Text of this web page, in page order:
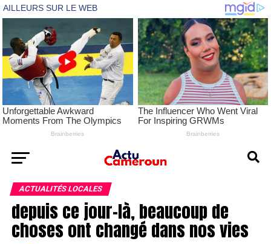
ACTUALITÉS LOCALES
depuis ce jour-là, beaucoup de
choses ont changé dans nos vies